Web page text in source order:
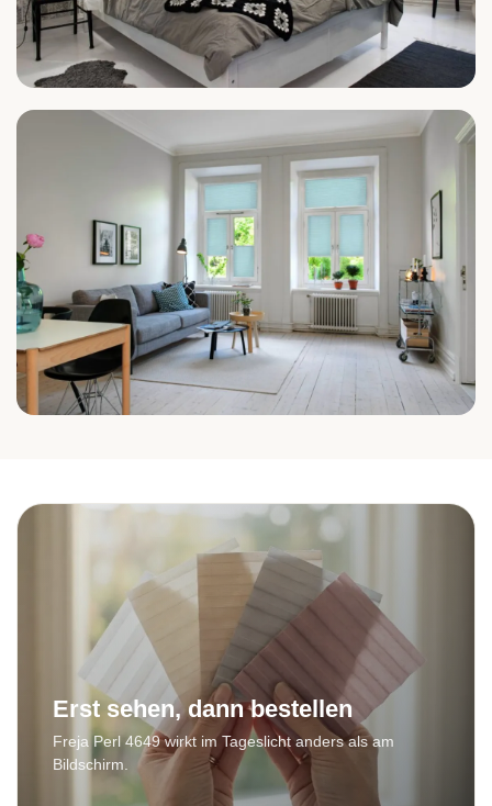
Schlafzimmer
Erst sehen, dann bestellen
Freja Perl 4649 wirkt im Tageslicht anders als am
Bildschirm.